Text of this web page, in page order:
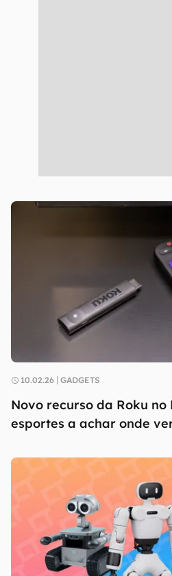
10.02.26 GADGETS
Novo recurso da Roku
esportes a achar onde